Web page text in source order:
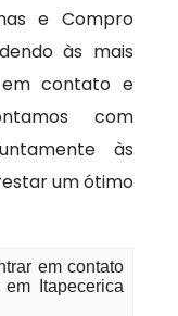
e Compro
às mais
em contato e
com
às
um ótimo
em contato
Itapecerica